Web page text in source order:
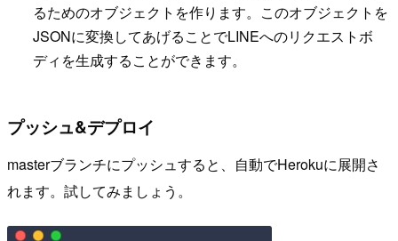
るためのオブジェクトを作ります。このオブジェクトを
JSONに変換してあげることでLINEへのリクエストボ
ディを生成することができます。
プッシュ&デプロイ
masterブランチにプッシュすると、自動でHerokuに展開さ
れます。試してみましょう。